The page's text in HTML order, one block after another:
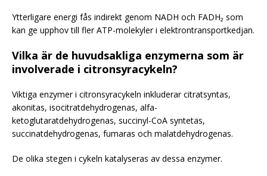
Ytterligare energi fås indirekt genom NADH och FADH₂ som
kan ge upphov till fler ATP-molekyler i elektrontransportkedjan.
Vilka är de huvudsakliga enzymerna som är
involverade i citronsyracykeln?
Viktiga enzymer i citronsyracykeln inkluderar citratsyntas,
akonitas, isocitratdehydrogenas, alfa-
ketoglutaratdehydrogenas, succinyl-CoA syntetas,
succinatdehydrogenas, fumaras och malatdehydrogenas.
De olika stegen i cykeln katalyseras av dessa enzymer.